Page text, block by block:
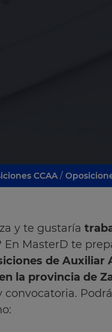
CCAA/
y te gustaría
En MasterD te
de Auxiliar
la provincia de